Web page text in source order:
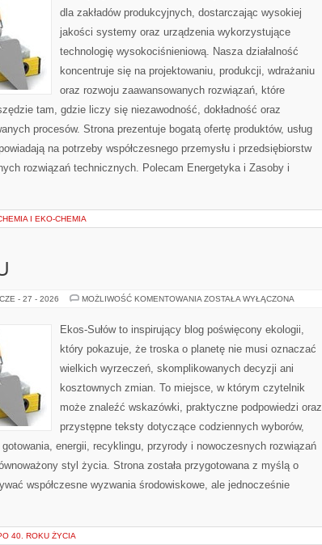
dla zakładów produkcyjnych, dostarczając wysokiej
jakości systemy oraz urządzenia wykorzystujące
technologię wysokociśnieniową. Nasza działalność
koncentruje się na projektowaniu, produkcji, wdrażaniu
oraz rozwoju zaawansowanych rozwiązań, które
tam, gdzie liczy się niezawodność, dokładność oraz
procesów. Strona prezentuje bogatą ofertę produktów, usług
na potrzeby współczesnego przemysłu i przedsiębiorstw
rozwiązań technicznych. Polecam Energetyka i Zasoby i
I EKO-CHEMIA
CZE - 27 - 2026 MOŻLIWOŚĆ KOMENTOWANIA EKO
ZOSTAŁA WYŁĄCZONA
Ekos-Sułów to inspirujący blog poświęcony ekologii,
który pokazuje, że troska o planetę nie musi oznaczać
wielkich wyrzeczeń, skomplikowanych decyzji ani
kosztownych zmian. To miejsce, w którym czytelnik
może znaleźć wskazówki, praktyczne podpowiedzi oraz
przystępne teksty dotyczące codziennych wyborów,
energii, recyklingu, przyrody i nowoczesnych rozwiązań
styl życia. Strona została przygotowana z myślą o
współczesne wyzwania środowiskowe, ale jednocześnie
40. ROKU ŻYCIA